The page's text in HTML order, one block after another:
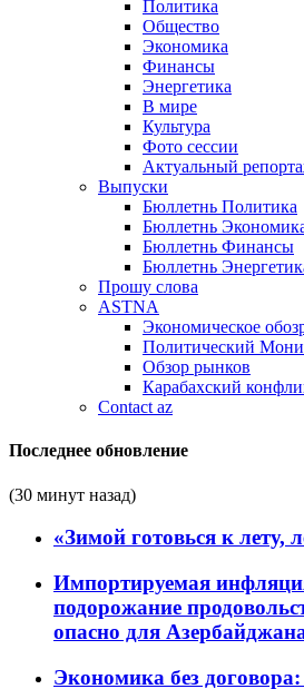
Политика
Общество
Экономика
Финансы
Энергетика
В мире
Культура
Фото сессии
Актуальный
Выпуски
Бюллетнь Политика
Бюллетнь
Бюллетнь Финансы
Бюллетнь
Прошу слова
ASTNA
Экономическое
Политический
Обзор рынков
Карабахский
Contact az
Последнее обновление
(30 минут назад)
«Зимой готовься к лету,
Импортируемая
подорожание
опасно для
Экономика без